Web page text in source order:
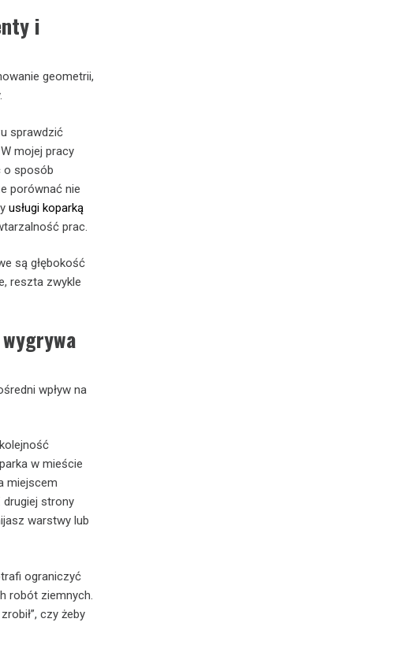
i
geometrii,
sprawdzić
mojej pracy
o sposób
porównać nie
usługi koparką
prac.
są głębokość
reszta zwykle
wpływ na
w mieście
miejscem
drugiej strony
warstwy lub
ograniczyć
robót ziemnych.
czy żeby